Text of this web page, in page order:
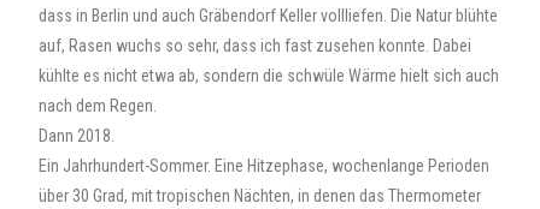
dass in Berlin und auch Gräbendorf Keller vollliefen. Die Natur blühte
auf, Rasen wuchs so sehr, dass ich fast zusehen konnte. Dabei
kühlte es nicht etwa ab, sondern die schwüle Wärme hielt sich auch
nach dem Regen.
Dann 2018.
Ein Jahrhundert-Sommer. Eine Hitzephase, wochenlange Perioden
über 30 Grad, mit tropischen Nächten, in denen das Thermometer